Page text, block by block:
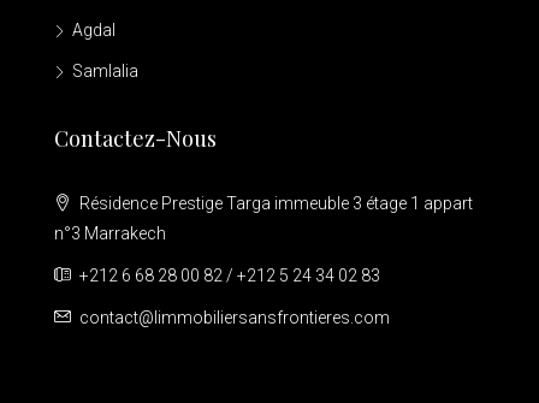
Agdal
Samlalia
Contactez-Nous
Résidence Prestige Targa immeuble 3 étage 1 appart
n°3 Marrakech
+212 6 68 28 00 82 / +212 5 24 34 02 83
contact@limmobiliersansfrontieres.com